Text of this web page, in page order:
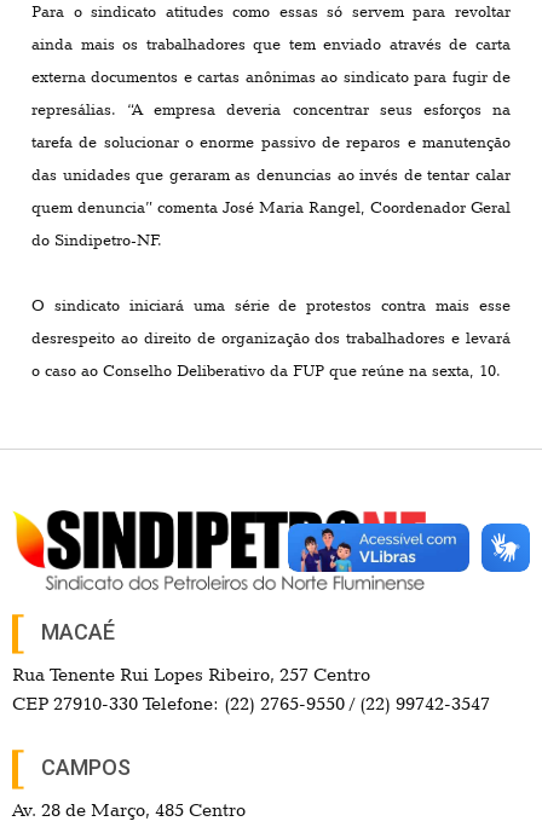
Para o sindicato atitudes como essas só servem para revoltar
ainda mais os trabalhadores que tem enviado através de carta
externa documentos e cartas anônimas ao sindicato para fugir de
represálias. “A empresa deveria concentrar seus esforços na
tarefa de solucionar o enorme passivo de reparos e manutenção
das unidades que geraram as denuncias ao invés de tentar calar
quem denuncia” comenta José Maria Rangel, Coordenador Geral
do Sindipetro-NF.
O sindicato iniciará uma série de protestos contra mais esse
desrespeito ao direito de organização dos trabalhadores e levará
o caso ao Conselho Deliberativo da FUP que reúne na sexta, 10.
MACAÉ
Rua Tenente Rui Lopes Ribeiro, 257 Centro
CEP 27910-330 Telefone: (22) 2765-9550 / (22) 99742-3547
CAMPOS
Av. 28 de Março, 485 Centro